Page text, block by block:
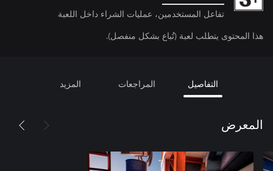
تفاعل المستخدمين، عمليات الشراء داخل اللعبة
هذا المحتوى يتطلب لعبة (تُباع بشكل منفصل).
التفاصيل المراجعات المزيد
المعرض